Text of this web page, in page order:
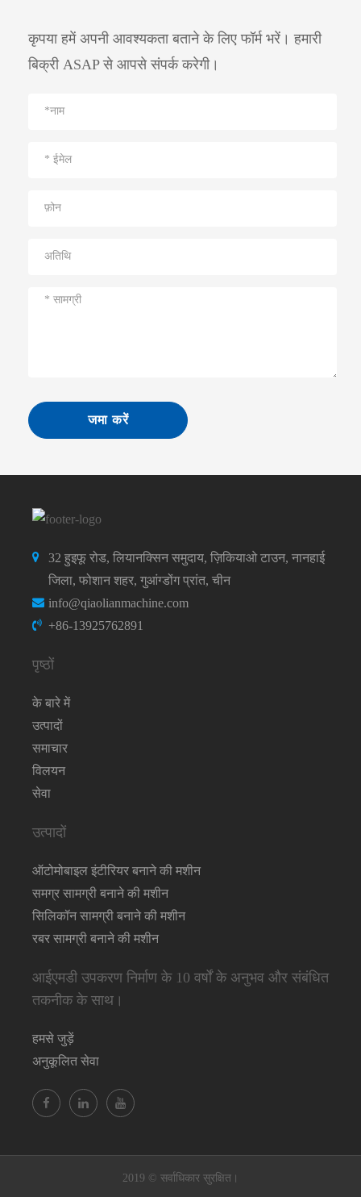
कृपया हमें अपनी आवश्यकता बताने के लिए फॉर्म भरें। हमारी
बिक्री ASAP से आपसे संपर्क करेगी।
जमा करें
32 हुइफू रोड, लियानक्सिन समुदाय, ज़िकियाओ टाउन, नानहाई
जिला, फोशान शहर, गुआंग्डोंग प्रांत, चीन
info@qiaolianmachine.com
+86-13925762891
पृष्ठों
के बारे में
उत्पादों
समाचार
विलयन
सेवा
उत्पादों
ऑटोमोबाइल इंटीरियर बनाने की मशीन
समग्र सामग्री बनाने की मशीन
सिलिकॉन सामग्री बनाने की मशीन
रबर सामग्री बनाने की मशीन
आईएमडी उपकरण निर्माण के 10 वर्षों के अनुभव और संबंधित
तकनीक के साथ।
हमसे जुड़ें
अनुकूलित सेवा
2019 © सर्वाधिकार सुरक्षित।